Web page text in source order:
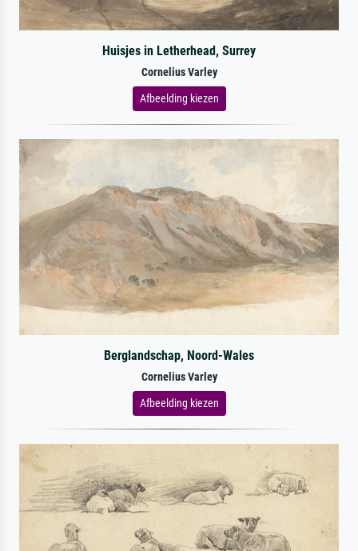
Huisjes in Letherhead, Surrey
Cornelius Varley
Afbeelding kiezen
Berglandschap, Noord-Wales
Cornelius Varley
Afbeelding kiezen